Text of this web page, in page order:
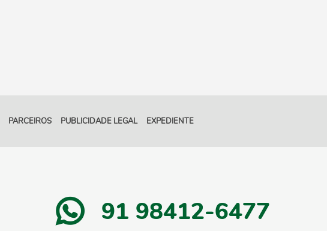
PARCEIROS PUBLICIDADE LEGAL EXPEDIENTE
91 98412-6477